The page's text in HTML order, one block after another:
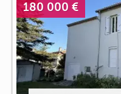
180 000 €